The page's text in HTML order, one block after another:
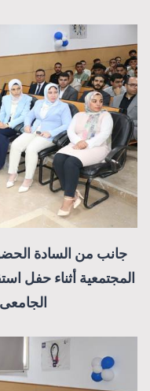
جانب من السادة
المجتمعية أثناء حفل
الجامعى 2024/2025 بكلية إدارة الأعمال